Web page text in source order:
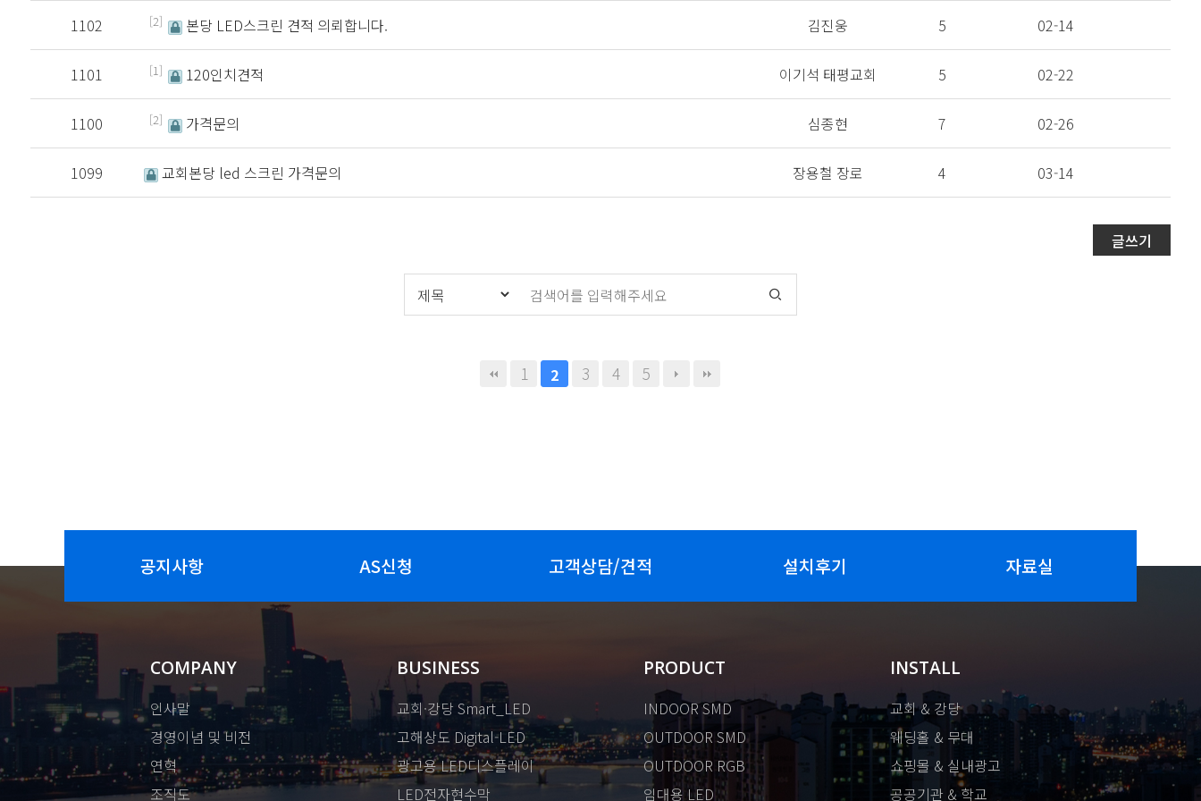
1102 본당 LED스크린 견적 의뢰합니다.
[2] 김진웅 5 02-14
1101 120인치견적
[1] 이기석 태평교회 5 02-22
1100 가격문의
[2] 심종현 7 02-26
1099 교회본당 led 스크린 가격문의 장용철 장로 4 03-14
글쓰기
1 2 3 4 5
공지사항 AS신청 고객상담/견적 설치후기 자료실
COMPANY
인사말
경영이념 및 비전
연혁
조직도
BUSINESS
교회·강당 Smart_LED
고해상도 Digital-LED
광고용 LED디스플레이
LED전자현수막
PRODUCT
INDOOR SMD
OUTDOOR SMD
OUTDOOR RGB
임대용 LED
INSTALL
교회 & 강당
웨딩홀 & 무대
쇼핑몰 & 실내광고
공공기관 & 학교